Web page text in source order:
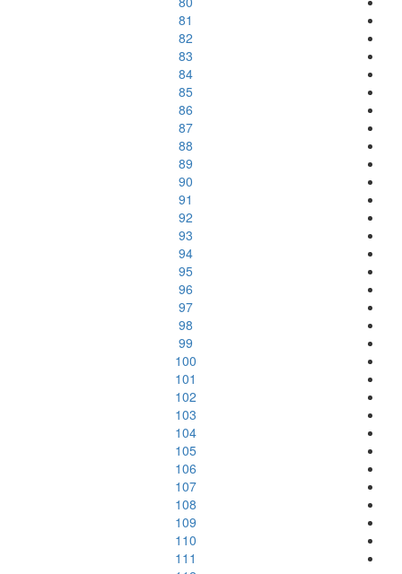
81
82
83
84
85
86
87
88
89
90
91
92
93
94
95
96
97
98
99
100
101
102
103
104
105
106
107
108
109
110
111